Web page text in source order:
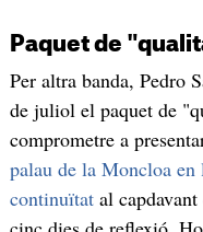
Paquet de
Per altra banda, Pedro
de juliol el paquet de
comprometre a
palau de la Moncloa en
continuïtatal capdavant